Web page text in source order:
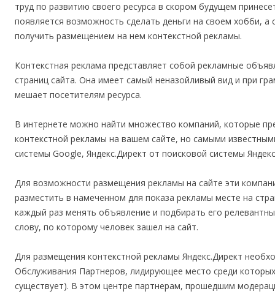
труд по развитию своего ресурса в скором будущем
появляется возможность сделать деньги на своем хобби,
получить размещением на нем контекстной рекламы.
Контекстная реклама представляет собой рекламные
страниц сайта. Она имеет самый неназойливый вид и при
мешает посетителям ресурса.
В интернете можно найти множество компаний, которые
контекстной рекламы на вашем сайте, но самыми
системы Google, Яндекс.Директ от поисковой системы
Для возможности размещения рекламы на сайте эти
разместить в намеченном для показа рекламы месте на
каждый раз менять объявление и подбирать его
слову, по которому человек зашел на сайт.
Для размещения контекстной рекламы Яндекс.Директ
Обслуживания Партнеров, лидирующее место среди
существует). В этом центре партнерам, прошедшим